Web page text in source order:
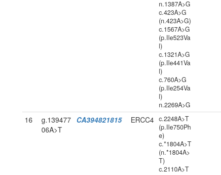
n.1387A>G
c.423A>G
(n.423A>G)
c.1567A>G
(p.Ile523Va
l)
c.1321A>G
(p.Ile441Va
l)
c.760A>G
(p.Ile254Va
l)
n.2269A>G
16
g.139477
06A>T
CA394821815 ERCC4 c.2248A>T
(p.Ile750Ph
e)
c.*1804A>T
(n.*1804A>
T)
c.2110A>T